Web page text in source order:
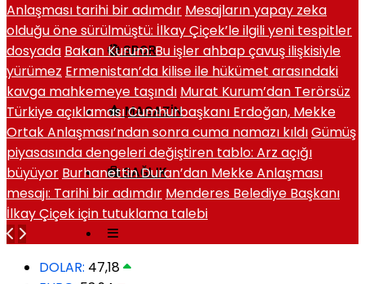
SPOR
MAGAZIN
SAĞLIK
Anlaşması tarihi bir adımdır Mesajların yapay zeka
olduğu öne sürülmüştü: İlkay Çiçek’le ilgili yeni tespitler
dosyada Bakan Kurum: Bu işler ahbap çavuş ilişkisiyle
yürümez Ermenistan’da kilise ile hükümet arasındaki
kavga mahkemeye taşındı Murat Kurum’dan Terörsüz
Türkiye açıklamasıCumhurbaşkanı Erdoğan, Mekke
Ortak Anlaşması’ndan sonra cuma namazı kıldıGümüş
piyasasında dengeleri değiştiren tablo: Arz açığı
büyüyor Burhanettin Duran’dan Mekke Anlaşması
mesajı: Tarihi bir adımdır Menderes Belediye Başkanı
İlkay Çiçek için tutuklama talebi
DOLAR: 47,18